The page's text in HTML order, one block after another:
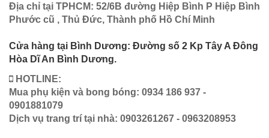
Địa chỉ tại TPHCM: 52/6B đường Hiệp Bình P Hiệp Bình
Phước cũ , Thủ Đức, Thành phố Hồ Chí Minh
Cửa hàng tại Bình Dương: Đường số 2 Kp Tây A Đông
Hòa Dĩ An Bình Dương.
HOTLINE:
Mua phụ kiện và bong bóng: 0934 186 937 -
0901881079
Dịch vụ trang trí tại nhà: 0903261267 - 0963208953